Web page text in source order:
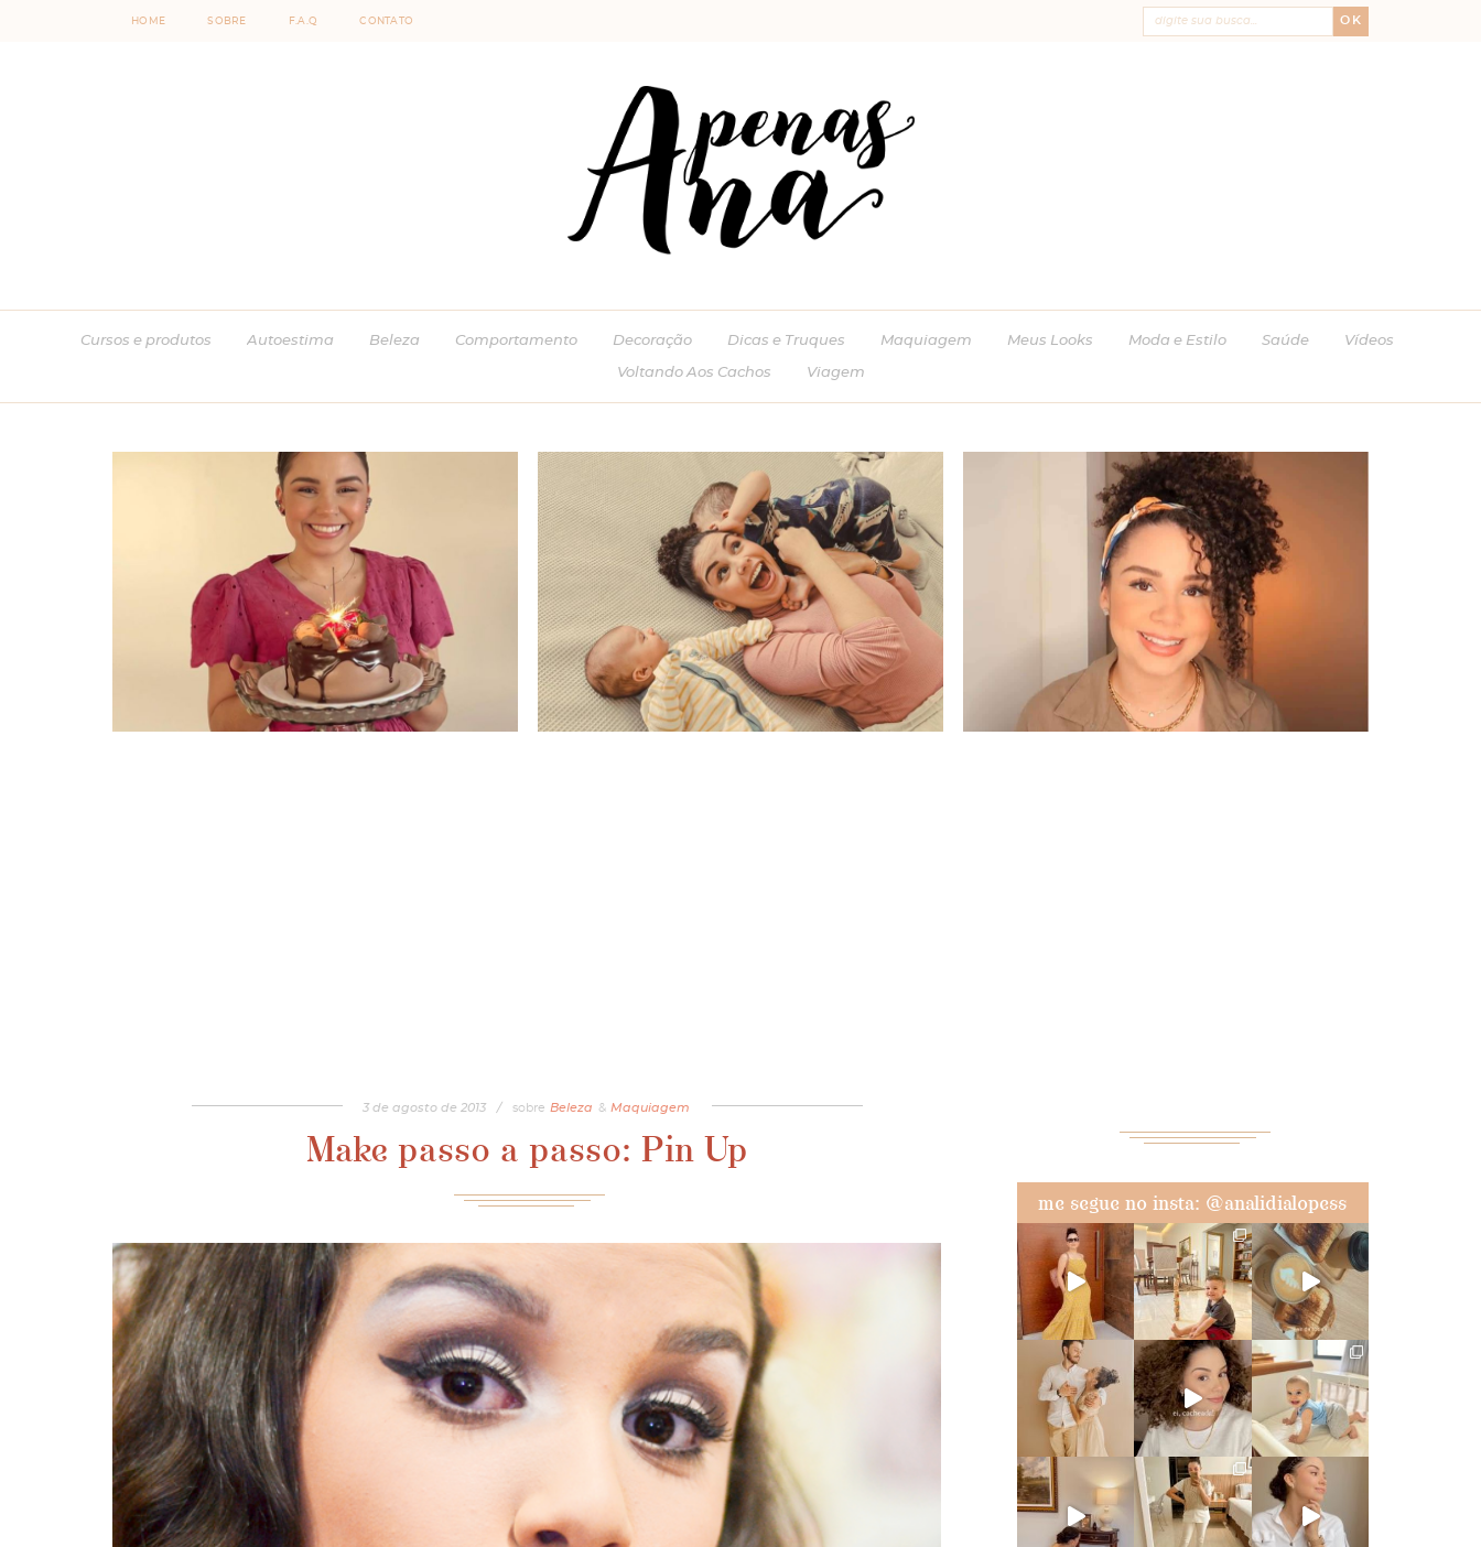
HOME SOBRE F.A.Q CONTATO OK
Cursos e produtos Autoestima Beleza Comportamento Decoração Dicas e Truques Maquiagem Meus Looks Moda e Estilo Saúde Vídeos
Voltando Aos Cachos Viagem
3 de agosto de 2013 / sobre Beleza & Maquiagem
Make passo a passo: Pin Up
me segue no insta: @analidialopess